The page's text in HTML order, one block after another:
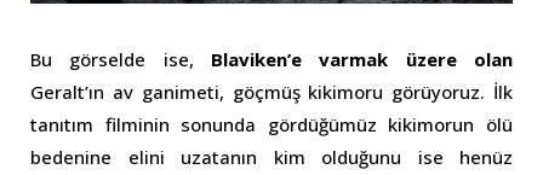
Bu görselde ise, Blaviken’e varmak üzere olan
Geralt’ın av ganimeti, göçmüş kikimoru görüyoruz. İlk
tanıtım filminin sonunda gördüğümüz kikimorun ölü
bedenine elini uzatanın kim olduğunu ise henüz